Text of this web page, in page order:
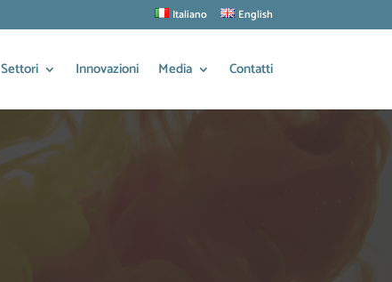
Italiano English
Settori Innovazioni Media Contatti